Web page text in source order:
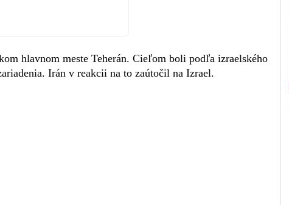
hlavnom meste Teherán. Cieľom boli podľa izraelského
Irán v reakcii na to zaútočil na Izrael.